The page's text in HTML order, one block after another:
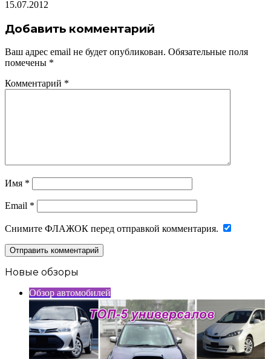
15.07.2012
Добавить комментарий
Ваш адрес email не будет опубликован. Обязательные поля
помечены *
Комментарий *
Имя *
Email *
Снимите ФЛАЖОК перед отправкой комментария.
Новые обзоры
Обзор автомобилей